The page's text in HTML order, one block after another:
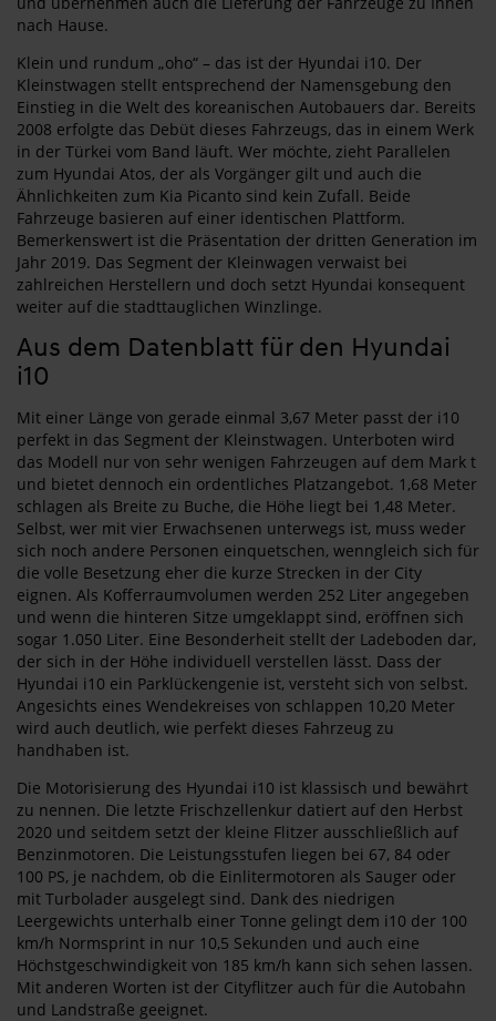
nach Hause.
Klein und rundum „oho“ – das ist der Hyundai i10. Der
Kleinstwagen stellt entsprechend der Namensgebung den
Einstieg in die Welt des koreanischen Autobauers dar. Bereits
2008 erfolgte das Debüt dieses Fahrzeugs, das in einem Werk
in der Türkei vom Band läuft. Wer möchte, zieht Parallelen
zum Hyundai Atos, der als Vorgänger gilt und auch die
Ähnlichkeiten zum Kia Picanto sind kein Zufall. Beide
Fahrzeuge basieren auf einer identischen Plattform.
Bemerkenswert ist die Präsentation der dritten Generation im
Jahr 2019. Das Segment der Kleinwagen verwaist bei
zahlreichen Herstellern und doch setzt Hyundai konsequent
weiter auf die stadttauglichen Winzlinge.
Aus dem Datenblatt für den Hyundai
i10
Mit einer Länge von gerade einmal 3,67 Meter passt der i10
perfekt in das Segment der Kleinstwagen. Unterboten wird
das Modell nur von sehr wenigen Fahrzeugen auf dem Mark t
und bietet dennoch ein ordentliches Platzangebot. 1,68 Meter
schlagen als Breite zu Buche, die Höhe liegt bei 1,48 Meter.
Selbst, wer mit vier Erwachsenen unterwegs ist, muss weder
sich noch andere Personen einquetschen, wenngleich sich für
die volle Besetzung eher die kurze Strecken in der City
eignen. Als Kofferraumvolumen werden 252 Liter angegeben
und wenn die hinteren Sitze umgeklappt sind, eröffnen sich
sogar 1.050 Liter. Eine Besonderheit stellt der Ladeboden dar,
der sich in der Höhe individuell verstellen lässt. Dass der
Hyundai i10 ein Parklückengenie ist, versteht sich von selbst.
Angesichts eines Wendekreises von schlappen 10,20 Meter
wird auch deutlich, wie perfekt dieses Fahrzeug zu
handhaben ist.
Die Motorisierung des Hyundai i10 ist klassisch und bewährt
zu nennen. Die letzte Frischzellenkur datiert auf den Herbst
2020 und seitdem setzt der kleine Flitzer ausschließlich auf
Benzinmotoren. Die Leistungsstufen liegen bei 67, 84 oder
100 PS, je nachdem, ob die Einlitermotoren als Sauger oder
mit Turbolader ausgelegt sind. Dank des niedrigen
Leergewichts unterhalb einer Tonne gelingt dem i10 der 100
km/h Normsprint in nur 10,5 Sekunden und auch eine
Höchstgeschwindigkeit von 185 km/h kann sich sehen lassen.
Mit anderen Worten ist der Cityflitzer auch für die Autobahn
und Landstraße geeignet.